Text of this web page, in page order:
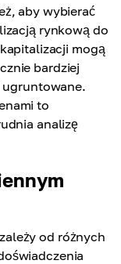
aby wybierać
rynkową do
mogą
bardziej
ugruntowane.
to
analizę
od różnych